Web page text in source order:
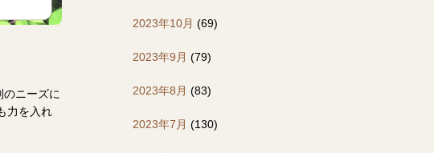
ニーズに
力を入れ
2023年10月 (69)
2023年9月 (79)
2023年8月 (83)
2023年7月 (130)